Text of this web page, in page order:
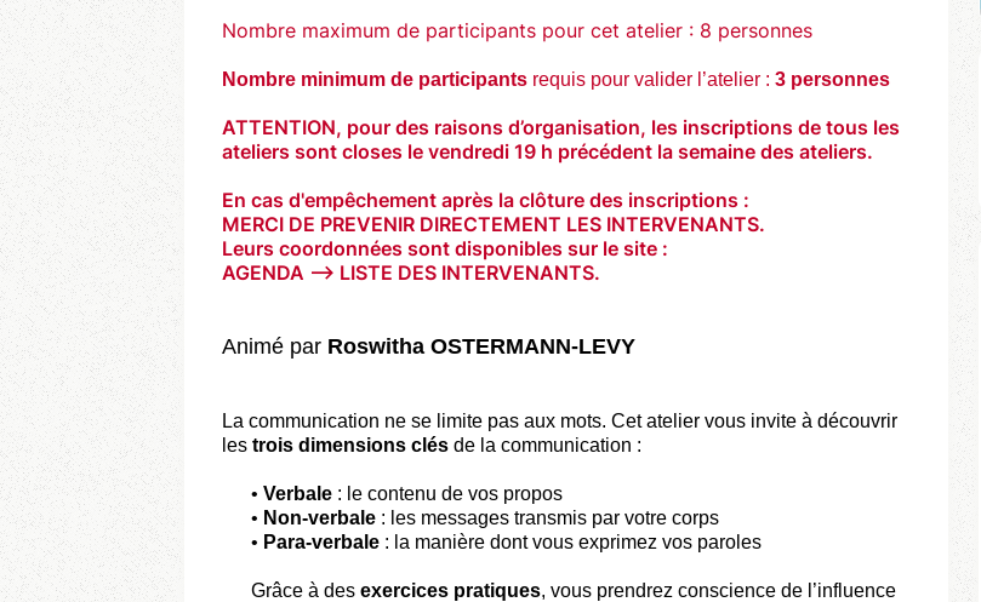
Nombre maximum de participants pour cet atelier : 8 personnes
Nombre minimum de participants requis pour valider l’atelier : 3 personnes
ATTENTION, pour des raisons d’organisation, les inscriptions de tous les
ateliers sont closes le vendredi 19 h précédent la semaine des ateliers.
En cas d'empêchement après la clôture des inscriptions :
MERCI DE PREVENIR DIRECTEMENT LES INTERVENANTS.
Leurs coordonnées sont disponibles sur le site :
AGENDA --> LISTE DES INTERVENANTS.
Animé par Roswitha OSTERMANN-LEVY
La communication ne se limite pas aux mots. Cet atelier vous invite à découvrir
les trois dimensions clés de la communication :
• Verbale : le contenu de vos propos
• Non-verbale : les messages transmis par votre corps
• Para-verbale : la manière dont vous exprimez vos paroles
Grâce à des exercices pratiques, vous prendrez conscience de l’influence